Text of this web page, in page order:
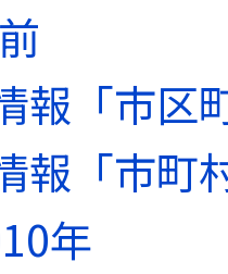
報「市区
報「市町
年